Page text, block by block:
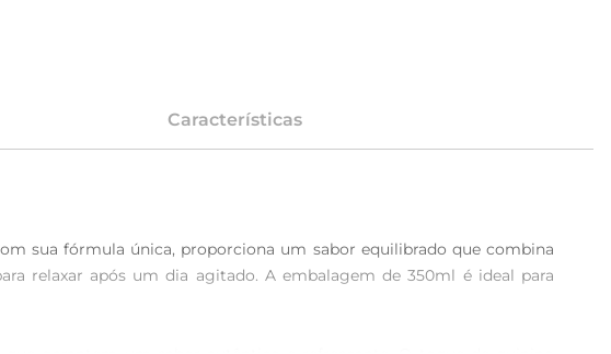
Características
sua fórmula única, proporciona um sabor equilibrado que combina
relaxar após um dia agitado. A embalagem de 350ml é ideal para